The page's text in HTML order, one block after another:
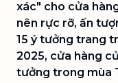
xác" cho cửa
nên rực rỡ, ấn
15 ý tưởng trang
2025, cửa hàng
tưởng trong mùa